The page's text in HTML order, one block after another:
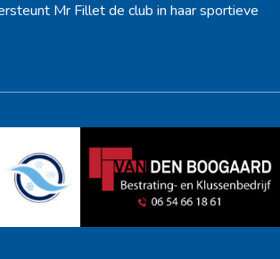
Mr Fillet de club in haar sportieve
>